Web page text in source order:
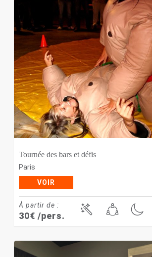
Tournée des bars et défis
Paris
VOIR
À partir de :
30€ /pers.